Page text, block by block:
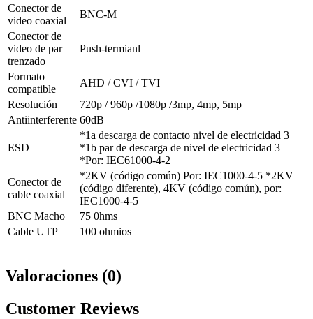
Conector de
video coaxial
BNC-M
Conector de
video de par
trenzado
Push-termianl
Formato
compatible
AHD / CVI / TVI
Resolución
720p / 960p /1080p /3mp, 4mp, 5mp
Antiinterferente 60dB
ESD
*1a descarga de contacto nivel de electricidad 3
*1b par de descarga de nivel de electricidad 3
*Por: IEC61000-4-2
Conector de
cable coaxial
*2KV (código común) Por: IEC1000-4-5 *2KV
(código diferente), 4KV (código común), por:
IEC1000-4-5
BNC Macho
75 0hms
Cable UTP
100 ohmios
Valoraciones (0)
Customer Reviews